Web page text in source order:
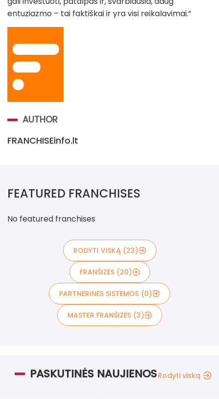
entuziazmo – tai faktiškai ir yra visi reikalavimai.“
AUTHOR
FRANCHISEinfo.lt
FEATURED FRANCHISES
No featured franchises
RODYTI VISKĄ (23)
FRANŠIZĖS (20)
PARTNERINĖS SISTEMOS (0)
MASTER FRANŠIZĖS (3)
PASKUTINĖS NAUJIENOSRodyti viską